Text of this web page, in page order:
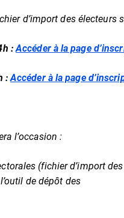
d’import des électeurs
:Accéder à la page
:Accéder à la page
l’occasion :
(fichier d’import
de dépôt des